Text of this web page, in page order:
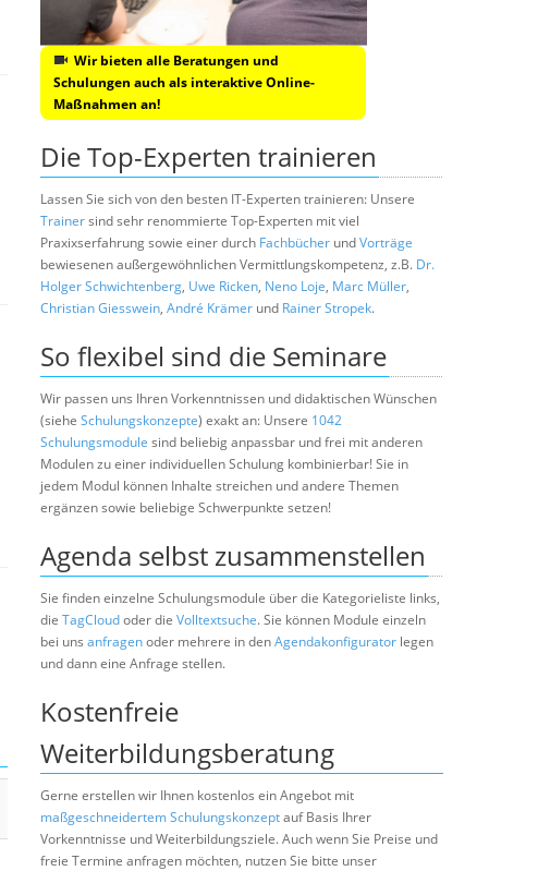
Wir bieten alle Beratungen und
Schulungen auch als interaktive Online-
Maßnahmen an!
Die Top-Experten trainieren
Lassen Sie sich von den besten IT-Experten trainieren: Unsere
Trainersind sehr renommierte Top-Experten mit viel
Praxixserfahrung sowie einer durch Fachbücher undVorträge
bewiesenen außergewöhnlichen Vermittlungskompetenz, z.B. Dr.
Holger Schwichtenberg, Uwe Ricken, Neno Loje, Marc Müller,
Christian Giesswein, André Krämer und Rainer Stropek.
So flexibel sind die Seminare
Wir passen uns Ihren Vorkenntnissen und didaktischen Wünschen
(siehe Schulungskonzepte) exakt an: Unsere 1042
Schulungsmodule sind beliebig anpassbar und frei mit anderen
Modulen zu einer individuellen Schulung kombinierbar! Sie in
jedem Modul können Inhalte streichen und andere Themen
ergänzen sowie beliebige Schwerpunkte setzen!
Agenda selbst zusammenstellen
Sie finden einzelne Schulungsmodule über die Kategorieliste links,
die TagCloudoder die Volltextsuche. Sie können Module einzeln
bei uns anfragenoder mehrere in denAgendakonfigurator legen
und dann eine Anfrage stellen.
Kostenfreie
Weiterbildungsberatung
Gerne erstellen wir Ihnen kostenlos ein Angebot mit
maßgeschneidertem Schulungskonzeptauf Basis Ihrer
Vorkenntnisse und Weiterbildungsziele. Auch wenn Sie Preise und
freie Termine anfragen möchten, nutzen Sie bitte unser